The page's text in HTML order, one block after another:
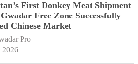
First Donkey Meat Shipment
Free Zone Successfully
Chinese Market
Pro
2026